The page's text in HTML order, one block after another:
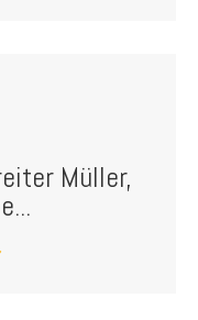
Müller,